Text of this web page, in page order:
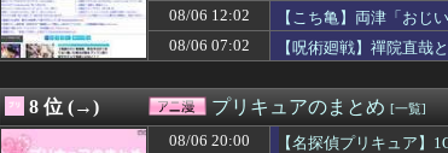
08/06 14:18
【悲報】三大無能ループキャラ「古
08/06 14:17
【ラブライブ！】ラブカ、ドスケベ
08/06 14:16
【朗報】アニメ「ヤニねこ」BPOに
08/06 14:05
【画像】キリトの彼女、エロい衣装を
08/06 14:02
【ガンプラ】「リーオーショック」
08/06 14:00
漫画ワンピース(平均読者44歳)「第
08/06 12:02
【こち亀】両津「おじ
08/06 07:02
【呪術廻戦】禪院直哉
8 位 (→) プリキュアのまとめ [一覧]
08/06 20:00
【名探偵プリキュア